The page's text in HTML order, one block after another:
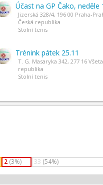
Účast na GP Čako, neděle
Jizerská 328/4, 196 00 Praha-
Česká republika
Stolní tenis
Trénink pátek 25.11
T. G. Masaryka 342, 277 16
republika
Stolní tenis
2 (3%) 33 (54%)